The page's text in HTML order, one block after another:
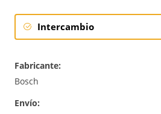
Intercambio
Fabricante:
Bosch
Envío: